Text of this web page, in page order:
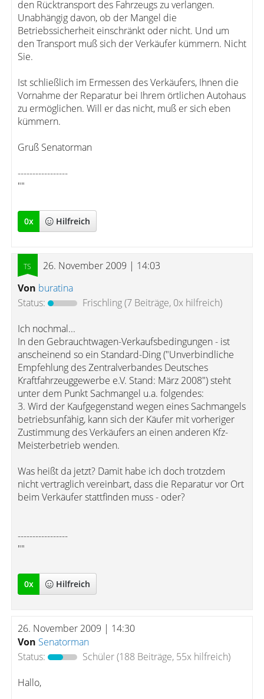
den Rücktransport des Fahrzeugs zu verlangen.
Unabhängig davon, ob der Mangel die
Betriebssicherheit einschränkt oder nicht. Und um
den Transport muß sich der Verkäufer kümmern. Nicht
Sie.
Ist schließlich im Ermessen des Verkäufers, Ihnen die
Vornahme der Reparatur bei Ihrem örtlichen Autohaus
zu ermöglichen. Will er das nicht, muß er sich eben
kümmern.
Gruß Senatorman
-----------------
""
0x Hilfreich
26. November 2009 | 14:03
Von buratina
Status:
Frischling(7 Beiträge, 0x hilfreich)
Ich nochmal...
In den Gebrauchtwagen-Verkaufsbedingungen - ist
anscheinend so ein Standard-Ding ("Unverbindliche
Empfehlung des Zentralverbandes Deutsches
Kraftfahrzeuggewerbe e.V. Stand: März 2008") steht
unter dem Punkt Sachmangel u.a. folgendes:
3. Wird der Kaufgegenstand wegen eines Sachmangels
betriebsunfähig, kann sich der Käufer mit vorheriger
Zustimmung des Verkäufers an einen anderen Kfz-
Meisterbetrieb wenden.
Was heißt da jetzt? Damit habe ich doch trotzdem
nicht vertraglich vereinbart, dass die Reparatur vor Ort
beim Verkäufer stattfinden muss - oder?
-----------------
""
0x Hilfreich
26. November 2009 | 14:30
Von Senatorman
Status:
Schüler(188 Beiträge, 55x hilfreich)
Hallo,